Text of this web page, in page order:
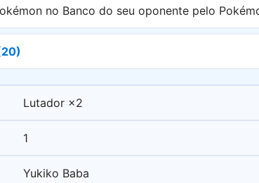
no Banco do seu oponente pelo
Lutador ×2
1
Yukiko Baba